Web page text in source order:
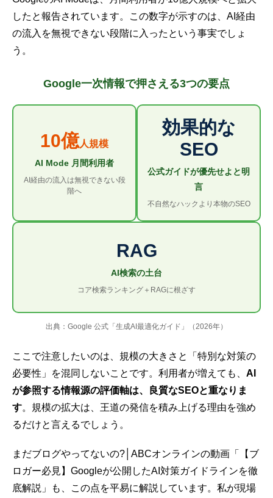
したと報告されています。この数字が示すのは、AI経由
の流入を無視できない段階に入ったという事実でしょ
う。
Google一次情報で押さえる3つの要点
10億人規模
AI Mode 月間利用者
AI経由の流入は無視できない段
階へ
効果的な
SEO
公式ガイドが優先せよと明
言
不自然なハックより本物のSEO
RAG
AI検索の土台
コア検索ランキング＋RAGに根ざす
出典：Google 公式「生成AI最適化ガイド」（2026年）
ここで注意したいのは、規模の大きさと「特別な対策の
必要性 」を混同しないことです。利用者が増えても、 AI
が参照する情報源の評価軸は、良質なSEOと重なりま
す。規模の拡大は、王道の発信を積み上げる理由を強め
るだけと言えるでしょう。
まだブログやってないの?│ABCオンラインの動画「【ブ
ロガー必見】Googleが公開したAI対策ガイドラインを徹
底解説」も、この点を平易に解説しています。私が現場